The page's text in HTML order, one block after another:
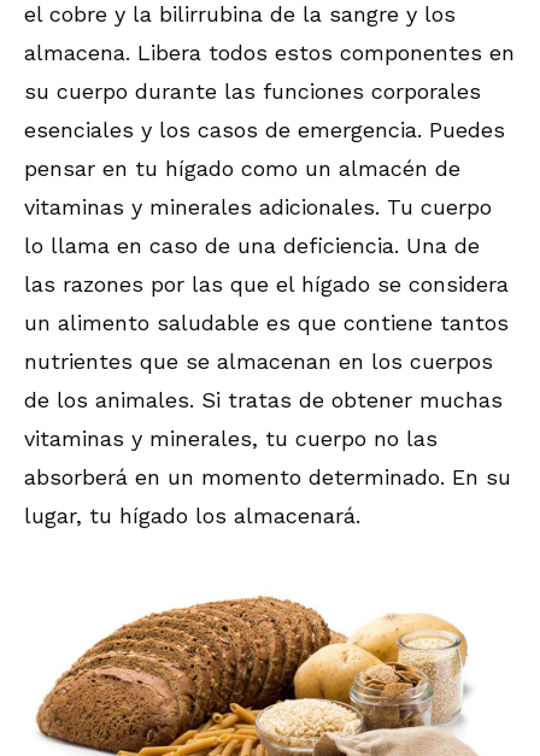
el cobre y la bilirrubina de la sangre y los
almacena. Libera todos estos componentes en
su cuerpo durante las funciones corporales
esenciales y los casos de emergencia. Puedes
pensar en tu hígado como un almacén de
vitaminas y minerales adicionales. Tu cuerpo
lo llama en caso de una deficiencia. Una de
las razones por las que el hígado se considera
un alimento saludable es que contiene tantos
nutrientes que se almacenan en los cuerpos
de los animales. Si tratas de obtener muchas
vitaminas y minerales, tu cuerpo no las
absorberá en un momento determinado. En su
lugar, tu hígado los almacenará.